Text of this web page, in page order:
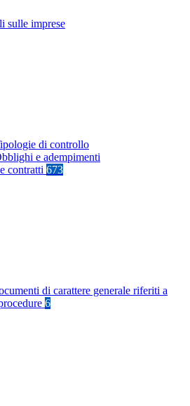
sulle imprese
di controllo
e adempimenti
contratti 673
di carattere generale riferiti a
6